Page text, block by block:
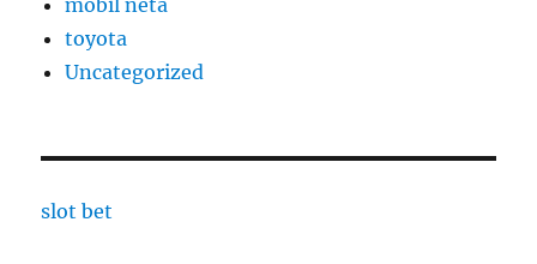
toyota
Uncategorized
slot bet